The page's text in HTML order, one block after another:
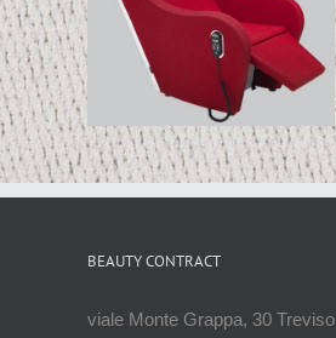
S_COLOR
BEAUTY CONTRACT
viale Monte Grappa, 30 Treviso